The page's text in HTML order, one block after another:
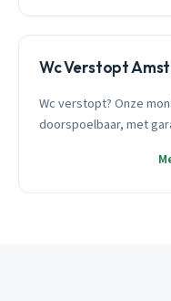
Wc Verstopt
Wc verstopt? Onze
doorspoelbaar, met